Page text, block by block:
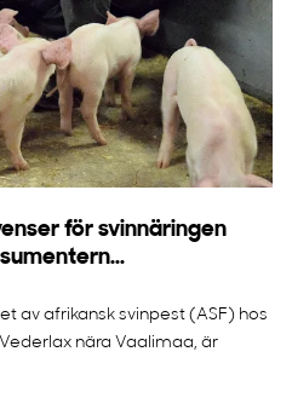
för svinnäringen
av afrikansk svinpest (ASF) hos
nära Vaalimaa, är